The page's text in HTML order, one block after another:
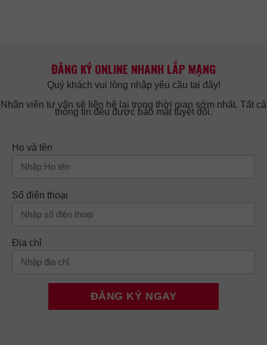
ĐĂNG KÝ ONLINE NHANH LẮP MẠNG
Quý khách vui lòng nhập yêu cầu tại đây!
Nhân viên tư vấn sẽ liên hệ lại trong thời gian sớm nhất. Tất cả
thông tin đều được bảo mật tuyệt đối.
Họ và tên
Số điện thoại
Địa chỉ